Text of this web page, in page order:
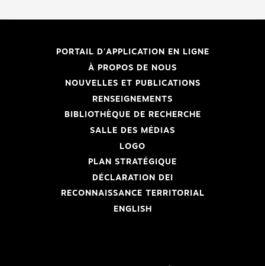
PORTAIL D'APPLICATION EN LIGNE
À PROPOS DE NOUS
NOUVELLES ET PUBLICATIONS
RENSEIGNEMENTS
BIBLIOTHÈQUE DE RECHERCHE
SALLE DES MÉDIAS
LOGO
PLAN STRATÉGIQUE
DÉCLARATION DEI
RECONNAISSANCE TERRITORIAL
ENGLISH